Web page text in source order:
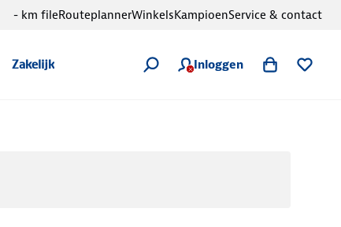
Zakelijk Inloggen
- km fileRouteplannerWinkelsKampioenService & contact